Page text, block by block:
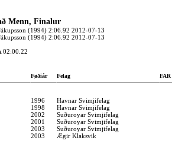
Menn, Finalur
(1994) 2:06.92 2012-07-13
(1994) 2:06.92 2012-07-13
02:00.22
Føðiár Felag FAR
1996
Havnar Svimjifelag
1998
Havnar Svimjifelag
2002
Suðuroyar Svimjifelag
2001
Suðuroyar Svimjifelag
2003
Suðuroyar Svimjifelag
2003 Ægir Klaksvik